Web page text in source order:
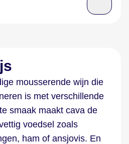
mousserende wijn die
is met verschillende
smaak maakt cava de
voedsel zoals
ham of ansjovis. En